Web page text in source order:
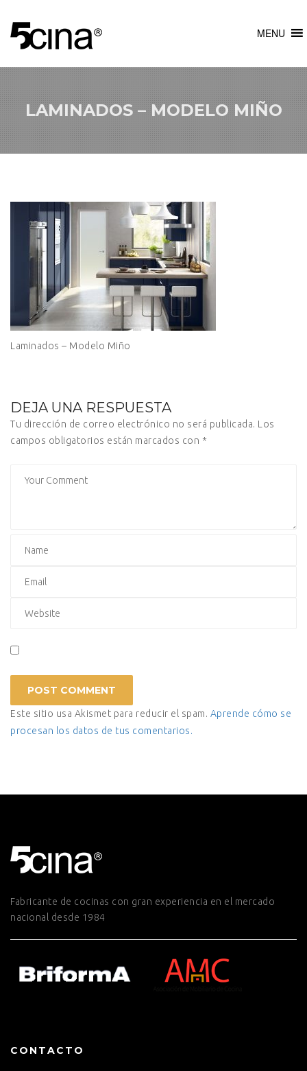
MENU
LAMINADOS – MODELO MIÑO
Laminados – Modelo Miño
DEJA UNA RESPUESTA
Tu dirección de correo electrónico no será publicada. Los
campos obligatorios están marcados con *
Este sitio usa Akismet para reducir el spam. Aprende cómo se
procesan los datos de tus comentarios.
Fabricante de cocinas con gran experiencia en el mercado
nacional desde 1984
CONTACTO